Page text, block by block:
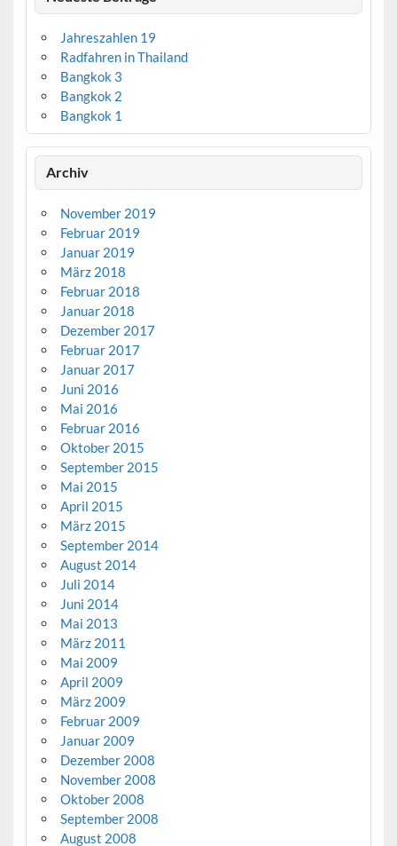
Jahreszahlen 19
Radfahren in Thailand
Bangkok 3
Bangkok 2
Bangkok 1
Archiv
November 2019
Februar 2019
Januar 2019
März 2018
Februar 2018
Januar 2018
Dezember 2017
Februar 2017
Januar 2017
Juni 2016
Mai 2016
Februar 2016
Oktober 2015
September 2015
Mai 2015
April 2015
März 2015
September 2014
August 2014
Juli 2014
Juni 2014
Mai 2013
März 2011
Mai 2009
April 2009
März 2009
Februar 2009
Januar 2009
Dezember 2008
November 2008
Oktober 2008
September 2008
August 2008